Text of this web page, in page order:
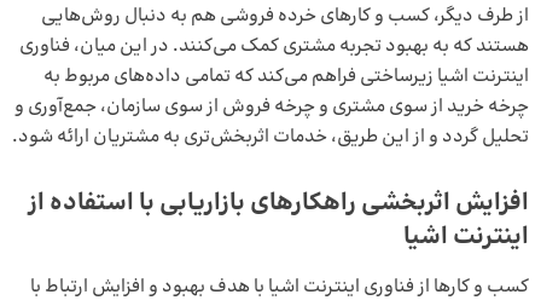
از طرف دیگر، کسب‌ و کار‌های خرده فروشی هم به دنبال روش‌هایی
هستند که به بهبود تجربه مشتریکمک می‌کنند. در این میان، فناوری
اینترنت اشیا زیرساختی فراهم می‌کند که تمامی داده‌های مربوط به
چرخه خرید از سوی مشتری و چرخه فروش از سوی سازمان، جمع‌آوری و
تحلیل گردد و از این طریق، خدمات اثربخش‌تری به مشتریان ارائه شود.
افزایش اثربخشی راهکار‌های بازاریابی با استفاده از
اینترنت اشیا
کسب و کارها از فناوری اینترنت اشیا با هدف بهبود و افزایش ارتباط با